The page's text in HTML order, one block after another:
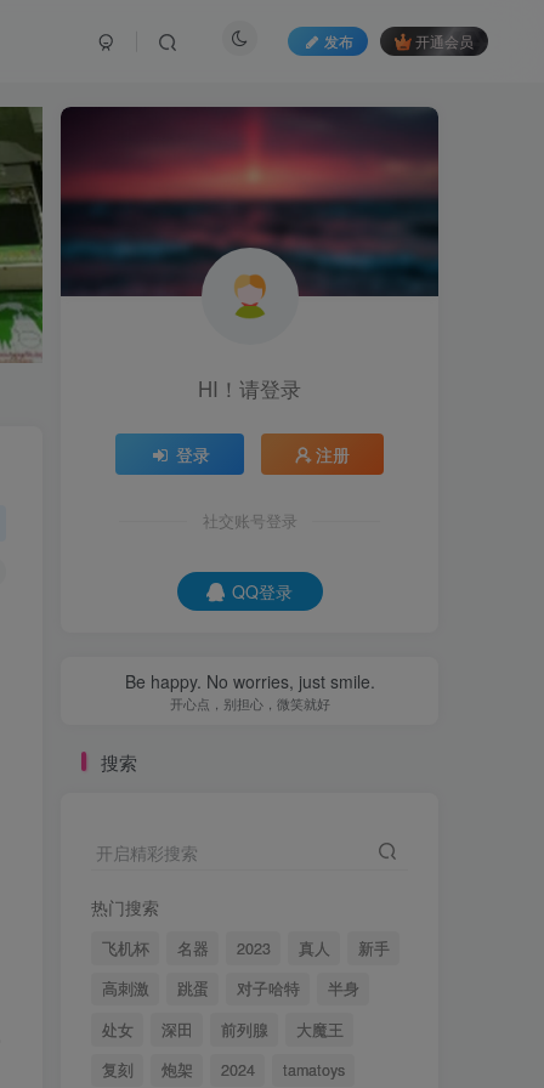
发布 开通会员
HI！请登录
登录 注册
社交账号登录
QQ登录
Be happy. No worries, just smile.
开心点，别担心，微笑就好
搜索
开启精彩搜索
热门搜索
飞机杯 名器 2023 真人
新手
高刺激
跳蛋 对子哈特
半身
处女
深田 前列腺
大魔王
复刻
炮架 2024
tamatoys